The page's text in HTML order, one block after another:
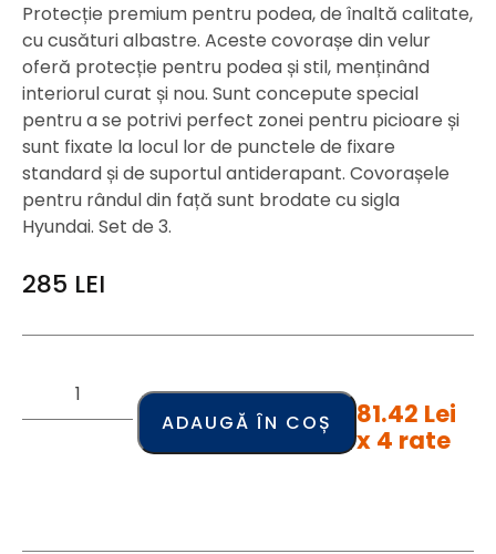
Protecție premium pentru podea, de înaltă calitate,
cu cusături albastre. Aceste covorașe din velur
oferă protecție pentru podea și stil, menținând
interiorul curat și nou. Sunt concepute special
pentru a se potrivi perfect zonei pentru picioare și
sunt fixate la locul lor de punctele de fixare
standard și de suportul antiderapant. Covorașele
pentru rândul din față sunt brodate cu sigla
Hyundai. Set de 3.
285 LEI
ADAUGĂ ÎN COȘ
81.42 Lei
x 4 rate